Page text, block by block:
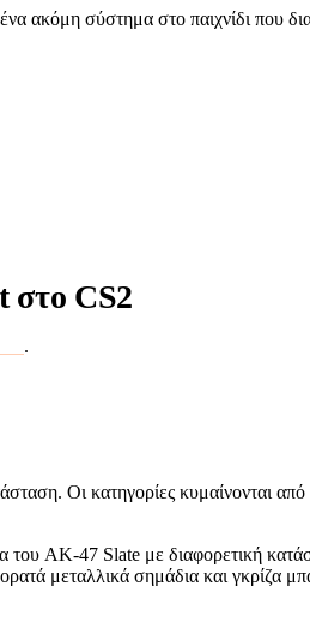
ακόμη σύστημα στο παιχνίδι που
στο CS2
.
Οι κατηγορίες κυμαίνονται
του AK-47 Slate με διαφορετική
μεταλλικά σημάδια και γκρίζα